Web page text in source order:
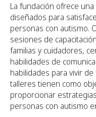
La fundación ofrece
diseñados para
personas con autismo.
sesiones de
familias y cuidadores,
habilidades de
habilidades para vivir
talleres tienen como
proporcionar
personas con autismo